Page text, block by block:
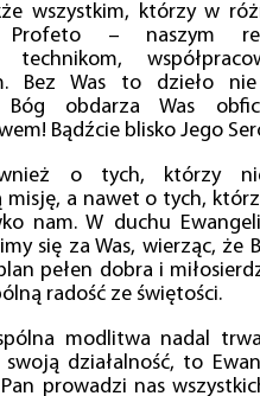
wszystkim, którzy w
Profeto – naszym
technikom,
Bez Was to dzieło nie
Bóg obdarza Was
Bądźcie blisko Jego
o tych, którzy
misję, a nawet o tych,
nam. W duchu
się za Was, wierząc, że
pełen dobra i
radość ze świętości.
modlitwa nadal
działalność, to
prowadzi nas